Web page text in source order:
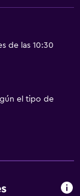
de las 10:30
el tipo de